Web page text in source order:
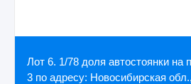
Лот 6. 1/78 доля автостоянки
3 по адресу: Новосибирская